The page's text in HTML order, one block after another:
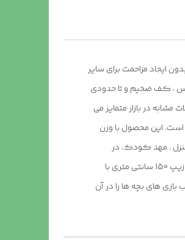
ایجاد مزاحمت برای سایر
، کف ضخیم و تا حدودی
در بازار متمایز می
است. این محصول با وزن
متر و طول و عرض 95 در 95 سانتی متر در گوشه ای از منزل ، مهد کودک، در
مسافرت ها، کنار ساحل و ... قابل استفاد است. چادر بچه طرح آنا و السا با ظاهری زیبا و چشم نواز دارای پنجره توری تهویه ای مناسب برای فرزند دلبندتان بهمراه دارد و زیپ 150 سانتی متری با
های بچه ها را در آن